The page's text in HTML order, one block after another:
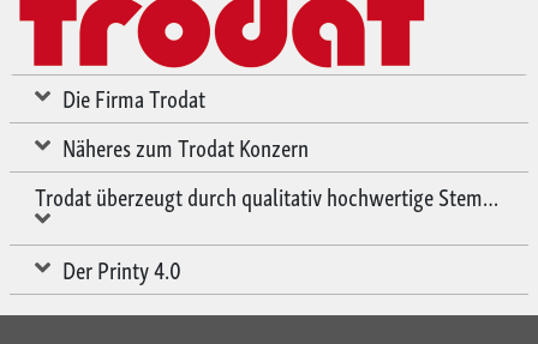
Die Firma Trodat
Näheres zum Trodat Konzern
Trodat überzeugt durch qualitativ hochwertige
Der Printy 4.0